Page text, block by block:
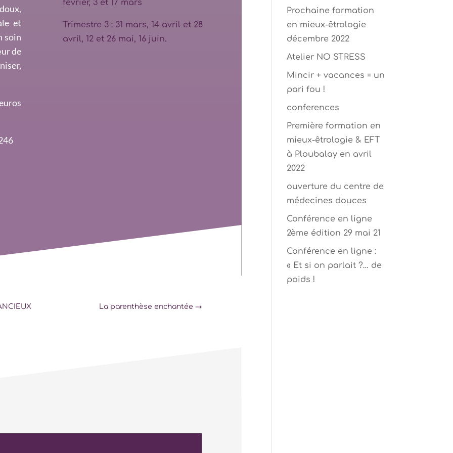
et
soin
de
février, 3 et 17 mars
Trimestre 3 : 31 mars, 14 avril et 28
avril, 12 et 26 mai, 16 juin.
La parenthèse enchantée →
Prochaine formation
en mieux-êtrologie
décembre 2022
Atelier NO STRESS
Mincir + vacances = un
pari fou !
conferences
Première formation en
mieux-êtrologie & EFT
à Ploubalay en avril
2022
ouverture du centre de
médecines douces
Conférence en ligne
2ème édition 29 mai 21
Conférence en ligne :
« Et si on parlait ?… de
poids !